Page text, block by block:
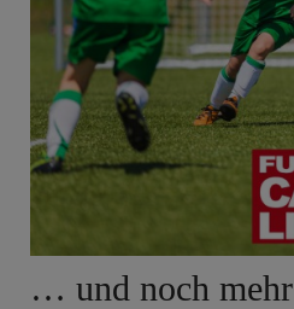
… und noch mehr